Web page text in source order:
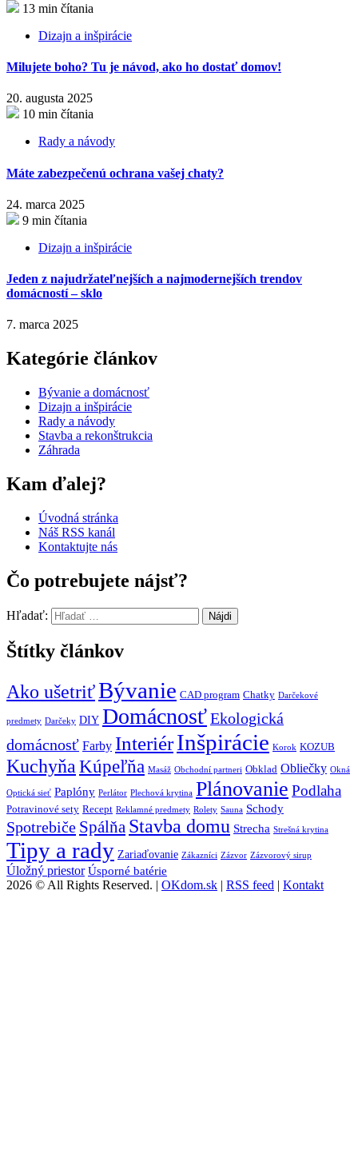
13 min čítania
Dizajn a inšpirácie
Milujete boho? Tu je návod, ako ho dostať domov!
20. augusta 2025
10 min čítania
Rady a návody
Máte zabezpečenú ochrana vašej chaty?
24. marca 2025
9 min čítania
Dizajn a inšpirácie
Jeden z najudržateľnejších a najmodernejších trendov
domácností – sklo
7. marca 2025
Kategórie článkov
Bývanie a domácnosť
Dizajn a inšpirácie
Rady a návody
Stavba a rekonštrukcia
Záhrada
Kam ďalej?
Úvodná stránka
Náš RSS kanál
Kontaktujte nás
Čo potrebujete nájsť?
Hľadať:
Štítky článkov
Ako ušetriťBývanie CAD program Chatky Darčekové
predmety Darčeky DIY DomácnosťEkologická
domácnosť Farby InteriérInšpirácie Korok KOZUB
Kuchyňa Kúpeľňa Masáž Obchodní partneri Obklad Obliečky Okná
Optická sieť Paplóny Perlátor Plechová krytina Plánovanie Podlaha
Potravinové sety Recept Reklamné predmety Rolety Sauna Schody
Spotrebiče Spálňa Stavba domu Strecha Strešná krytina
Tipy a rady Zariaďovanie Zákazníci Zázvor Zázvorový sirup
Úložný priestor Úsporné batérie
2026 © All Rights Reserved. | OKdom.sk | RSS feed | Kontakt